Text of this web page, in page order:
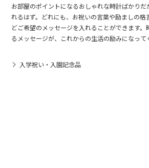
お部屋のポイントになるおしゃれな時計ばかりだ
れるはず。どれにも、お祝いの言葉や励ましの格
どご希望のメッセージを入れることができます。
るメッセージが、これからの生活の励みになって
入学祝い・入園記念品